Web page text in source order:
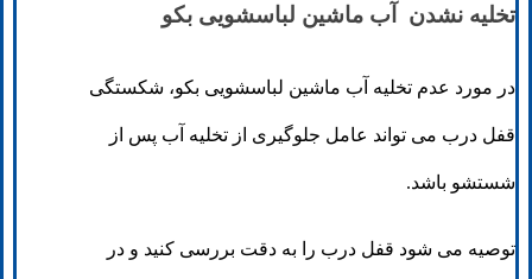
تخلیه نشدن آب ماشین لباسشویی بکو
در مورد عدم تخلیه آب ماشین لباسشویی بکو، شکستگی
قفل درب می تواند عامل جلوگیری از تخلیه آب پس از
شستشو باشد.
توصیه می شود قفل درب را به دقت بررسی کنید و در